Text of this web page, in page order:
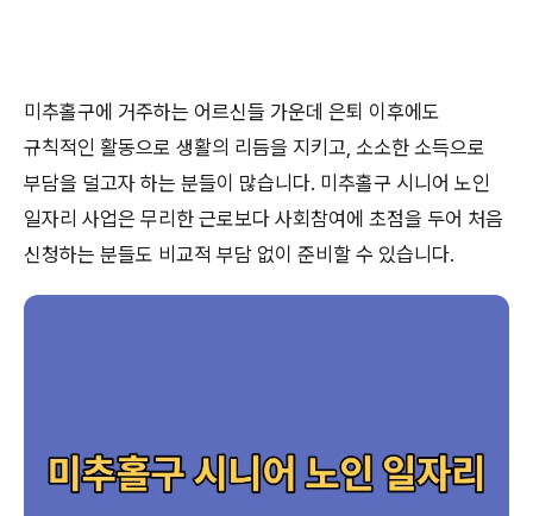
미추홀구에 거주하는 어르신들 가운데 은퇴 이후에도
규칙적인 활동으로 생활의 리듬을 지키고, 소소한 소득으로
부담을 덜고자 하는 분들이 많습니다. 미추홀구 시니어 노인
일자리 사업은 무리한 근로보다 사회참여에 초점을 두어 처음
신청하는 분들도 비교적 부담 없이 준비할 수 있습니다.